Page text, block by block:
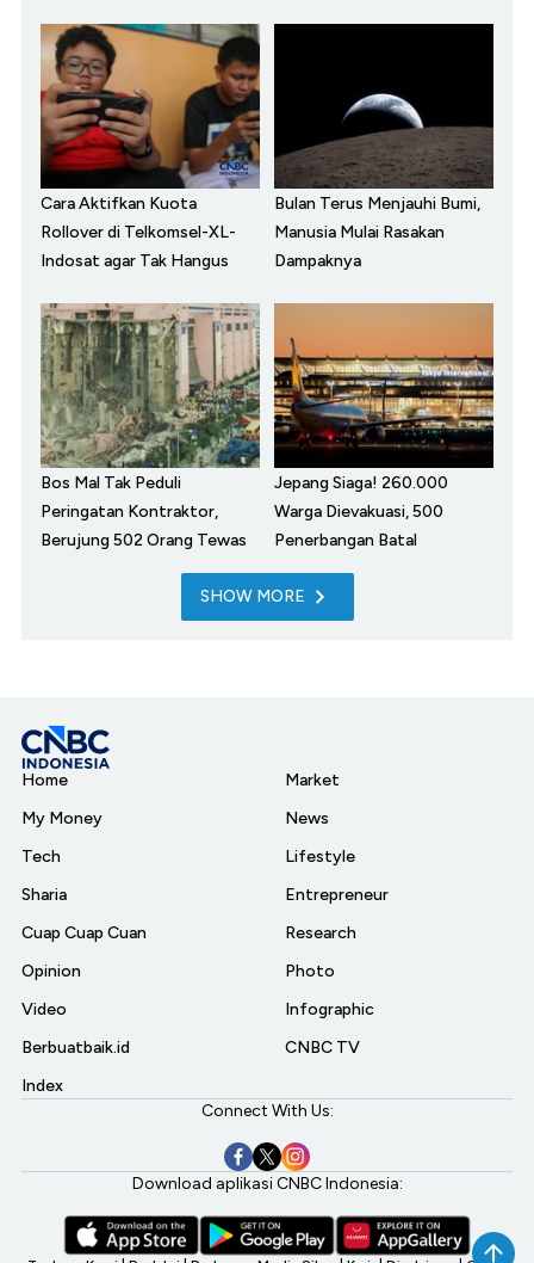
Cara Aktifkan Kuota
Rollover di Telkomsel-XL-
Indosat agar Tak Hangus
Bulan Terus Menjauhi Bumi,
Manusia Mulai Rasakan
Dampaknya
Bos Mal Tak Peduli
Peringatan Kontraktor,
Berujung 502 Orang Tewas
Jepang Siaga! 260.000
Warga Dievakuasi, 500
Penerbangan Batal
SHOW MORE
Home
My Money
Tech
Sharia
Cuap Cuap Cuan
Opinion
Video
Berbuatbaik.id
Index
Market
News
Lifestyle
Entrepreneur
Research
Photo
Infographic
CNBC TV
Connect With Us:
Download aplikasi CNBC Indonesia: